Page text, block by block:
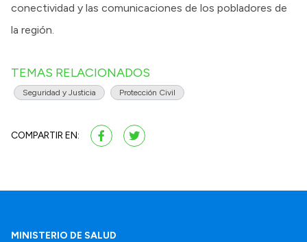
conectividad y las comunicaciones de los pobladores de
la región.
TEMAS RELACIONADOS
Seguridad y Justicia Protección Civil
COMPARTIR EN:
MINISTERIO DE SALUD